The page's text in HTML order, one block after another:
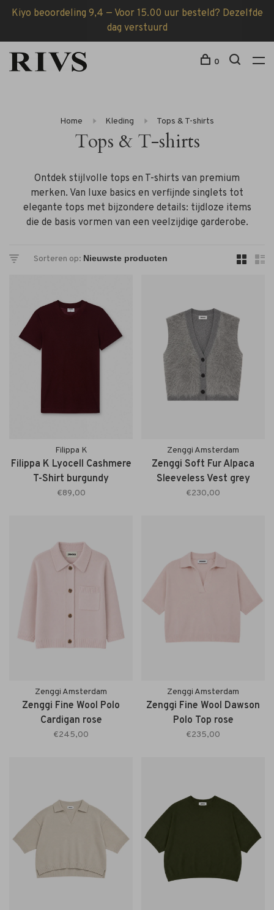
Kiyo beoordeling 9,4 — Voor 15.00 uur besteld? Dezelfde
dag verstuurd
0
Home Kleding Tops & T-shirts
Tops & T-shirts
Ontdek stijlvolle tops en T-shirts van premium
merken. Van luxe basics en verfijnde singlets tot
elegante tops met bijzondere details: tijdloze items
die de basis vormen van een veelzijdige garderobe.
Sorteren op:
Filippa K
Filippa K Lyocell Cashmere
T-Shirt burgundy
€89,00
Zenggi Amsterdam
Zenggi Soft Fur Alpaca
Sleeveless Vest grey
melange
€230,00
Zenggi Amsterdam
Zenggi Fine Wool Polo
Cardigan rose
€245,00
Zenggi Amsterdam
Zenggi Fine Wool Dawson
Polo Top rose
€235,00